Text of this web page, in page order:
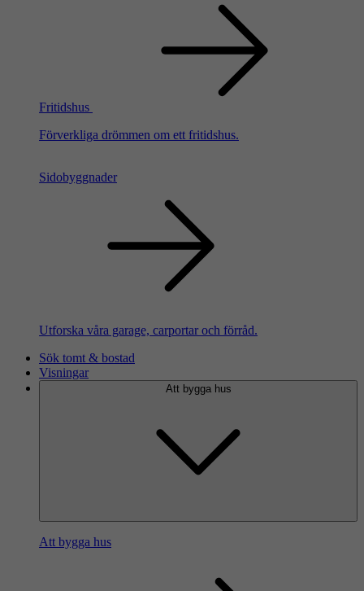
Fritidshus
Förverkliga drömmen om ett fritidshus.
Sidobyggnader
Utforska våra garage, carportar och förråd.
Sök tomt & bostad
Visningar
Att bygga hus
Att bygga hus